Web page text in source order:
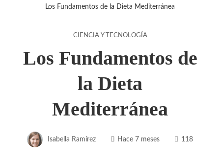
Los Fundamentos de la Dieta Mediterránea
CIENCIA Y TECNOLOGÍA
Los Fundamentos de
la Dieta
Mediterránea
Isabella Ramírez Hace 7 meses 118